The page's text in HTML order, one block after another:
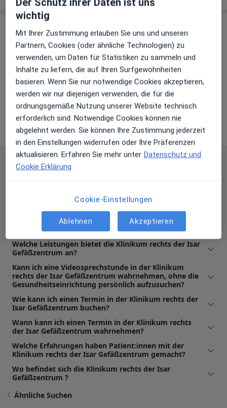
Zu Google Maps
Klinikum rechts der Isar Gefäßzentrum
Ismaninger Str. 22, 81675 München
Häufig gestellte Fragen
Die Klinikum rechts der Isar Gefäßzentrum hat ein
großes Behandlerteam in München und deckt
folgende Fachgebiete ab: Gefäßzentrum.
Welche Leistungen bietet die Klinikum rechts der Isar
Gefäßzentrum an?
Kann ich eine Videosprechstunde in der Klinikum
rechts der Isar Gefäßzentrum wahrnehmen, ohne die
Gesundheitseinrichtung persönlich aufzusuchen?
Wie kann ich einen Termin in der Klinikum rechts der
Isar Gefäßzentrum buchen?
Wann kann ich einen Termin in der Klinikum rechts
der Isar Gefäßzentrum wahrnehmen?
Welche Erfahrungen haben Patient:innen mit der
Klinikum rechts der Isar Gefäßzentrum gemacht?
Wo befindet sich die Klinikum rechts der Isar
Gefäßzentrum ?
Ähnliche Suchen
Der Schutz ihrer Daten ist uns
wichtig
Mit Ihrer Zustimmung erlauben Sie uns und unseren
Partnern, Cookies (oder ähnliche Technologien) zu
verwenden, um Daten für Statistiken zu sammeln und
Inhalte zu liefern, die auf Ihren Surfgewohnheiten
basieren. Wenn Sie nur notwendige Cookies akzeptieren,
werden wir nur diejenigen verwenden, die für die
ordnungsgemäße Nutzung unserer Website technisch
erforderlich sind. Notwendige Cookies können nie
abgelehnt werden. Sie können Ihre Zustimmung jederzeit
in den Einstellungen widerrufen oder Ihre Präferenzen
aktualisieren. Erfahren Sie mehr unter Datenschutz und
Cookie Erklärung
Cookie-Einstellungen
Ablehnen Akzeptieren